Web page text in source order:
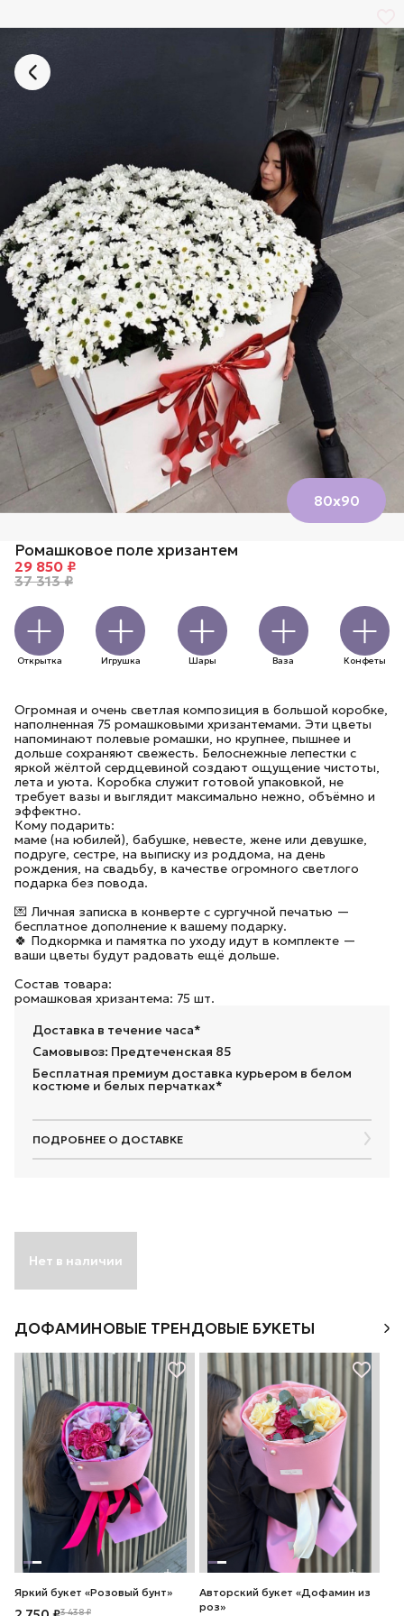
80х90
Ромашковое поле хризантем
29 850 ₽
37 313 ₽
Открытка Игрушка Шары Ваза Конфеты
Огромная и очень светлая композиция в большой коробке,
наполненная 75 ромашковыми хризантемами. Эти цветы
напоминают полевые ромашки, но крупнее, пышнее и
дольше сохраняют свежесть. Белоснежные лепестки с
яркой жёлтой сердцевиной создают ощущение чистоты,
лета и уюта. Коробка служит готовой упаковкой, не
требует вазы и выглядит максимально нежно, объёмно и
эффектно.
Кому подарить:
маме (на юбилей), бабушке, невесте, жене или девушке,
подруге, сестре, на выписку из роддома, на день
рождения, на свадьбу, в качестве огромного светлого
подарка без повода.
💌 Личная записка в конверте с сургучной печатью —
бесплатное дополнение к вашему подарку.
🍀 Подкормка и памятка по уходу идут в комплекте —
ваши цветы будут радовать ещё дольше.
Состав товара:
ромашковая хризантема: 75 шт.
Доставка в течение часа*
Самовывоз: Предтеченская 85
Бесплатная премиум доставка курьером в белом
костюме и белых перчатках*
ПОДРОБНЕЕ О ДОСТАВКЕ
Нет в наличии
ДОФАМИНОВЫЕ ТРЕНДОВЫЕ БУКЕТЫ
Яркий букет «Розовый бунт»
3 438 ₽
Авторский букет «Дофамин из
роз»